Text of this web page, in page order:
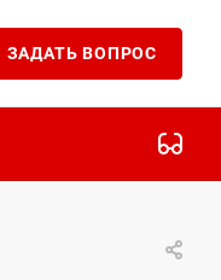
ЗАДАТЬ ВОПРОС